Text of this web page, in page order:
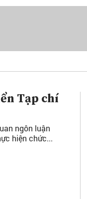
Tạp chí
ngôn luận
hiện chức...